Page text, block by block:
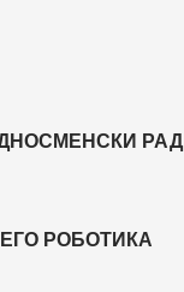
РАД
РОБОТИКА